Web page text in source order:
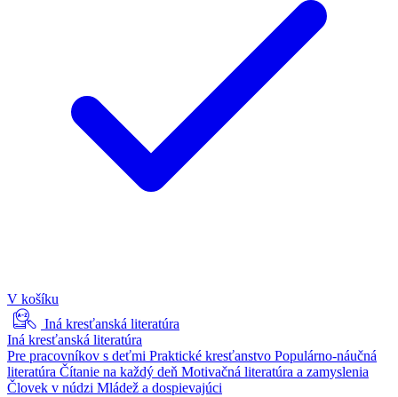
V košíku
Iná kresťanská literatúra
Iná kresťanská literatúra
Pre pracovníkov s deťmi Praktické kresťanstvo Populárno-náučná
literatúra Čítanie na každý deň Motivačná literatúra a zamyslenia
Človek v núdzi Mládež a dospievajúci